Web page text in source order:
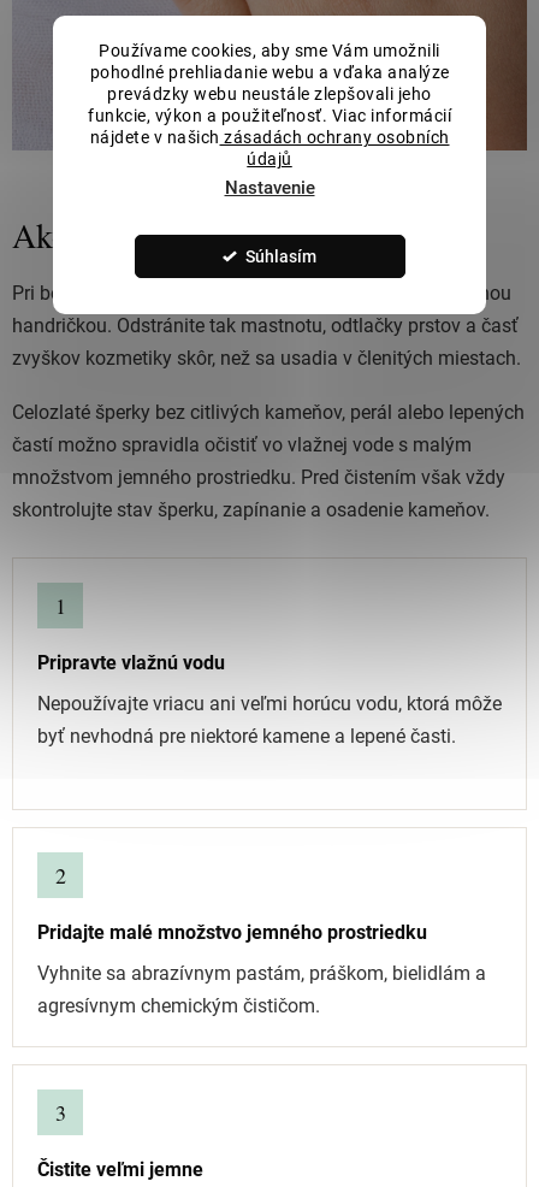
Používame cookies, aby sme Vám umožnili
pohodlné prehliadanie webu a vďaka analýze
prevádzky webu neustále zlepšovali jeho
funkcie, výkon a použiteľnosť. Viac informácií
nájdete v našich zásadách ochrany osobních
údajů
Nastavenie
Súhlasím
Ako vyčistiť zlaté šperky doma
Pri bežnej údržbe často stačí šperk po nosení utrieť jemnou
handričkou. Odstránite tak mastnotu, odtlačky prstov a časť
zvyškov kozmetiky skôr, než sa usadia v členitých miestach.
Celozlaté šperky bez citlivých kameňov, perál alebo lepených
častí možno spravidla očistiť vo vlažnej vode s malým
množstvom jemného prostriedku. Pred čistením však vždy
skontrolujte stav šperku, zapínanie a osadenie kameňov.
1
Pripravte vlažnú vodu
Nepoužívajte vriacu ani veľmi horúcu vodu, ktorá môže
byť nevhodná pre niektoré kamene a lepené časti.
2
Pridajte malé množstvo jemného prostriedku
Vyhnite sa abrazívnym pastám, práškom, bielidlám a
agresívnym chemickým čističom.
3
Čistite veľmi jemne